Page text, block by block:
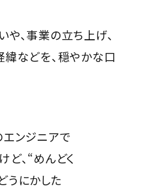
や、事業の立ち上げ、
などを、穏やかな口
エンジニアで
ど、“めんどく
うにかした